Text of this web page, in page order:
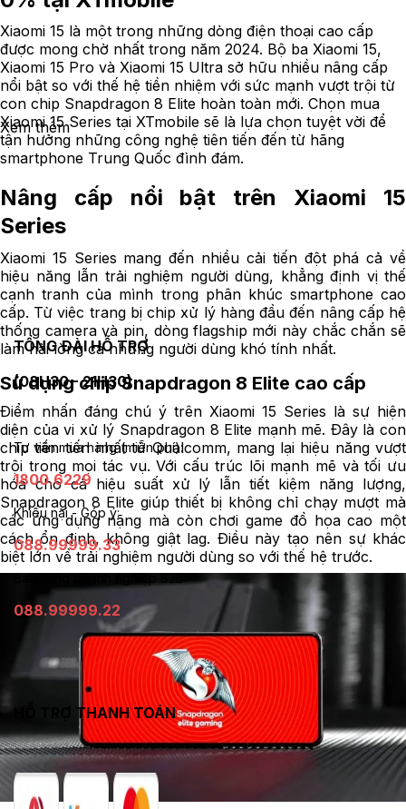
Xiaomi 15 là một trong những dòng điện thoại cao cấp
được mong chờ nhất trong năm 2024. Bộ ba Xiaomi 15,
Xiaomi 15 Pro và Xiaomi 15 Ultra sở hữu nhiều nâng cấp
nổi bật so với thế hệ tiền nhiệm với sức mạnh vượt trội từ
con chip Snapdragon 8 Elite hoàn toàn mới. Chọn mua
Xiaomi 15 Series tại XTmobile sẽ là lựa chọn tuyệt vời để
tận hưởng những công nghệ tiên tiến đến từ hãng
smartphone Trung Quốc đình đám.
Nâng cấp nổi bật trên Xiaomi 15
Series
Xiaomi 15 Series mang đến nhiều cải tiến đột phá cả về
hiệu năng lẫn trải nghiệm người dùng, khẳng định vị thế
cạnh tranh của mình trong phân khúc smartphone cao
cấp. Từ việc trang bị chip xử lý hàng đầu đến nâng cấp hệ
thống camera và pin, dòng flagship mới này chắc chắn sẽ
làm hài lòng cả những người dùng khó tính nhất.
Sử dụng chip Snapdragon 8 Elite cao cấp
Điểm nhấn đáng chú ý trên Xiaomi 15 Series là sự hiện
diện của vi xử lý Snapdragon 8 Elite mạnh mẽ. Đây là con
chip tiên tiến nhất từ Qualcomm, mang lại hiệu năng vượt
trội trong mọi tác vụ. Với cấu trúc lõi mạnh mẽ và tối ưu
hóa cho cả hiệu suất xử lý lẫn tiết kiệm năng lượng,
Snapdragon 8 Elite giúp thiết bị không chỉ chạy mượt mà
các ứng dụng nặng mà còn chơi game đồ họa cao một
cách ổn định, không giật lag. Điều này tạo nên sự khác
biệt lớn về trải nghiệm người dùng so với thế hệ trước.
Xem thêm
TỔNG ĐÀI HỖ TRỢ
(08H30 - 21H30)
Tư vấn mua hàng (miễn phí):
1800.6229
Khiếu nại - Góp ý:
088.99999.33
Bán hàng doanh nghiệp B2B:
088.99999.22
HỖ TRỢ THANH TOÁN